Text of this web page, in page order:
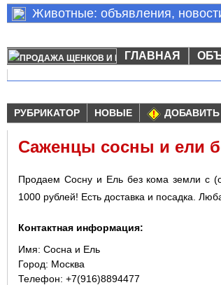
Животные: объявления,
ГЛАВНАЯ
РУБРИКАТОР
НОВЫЕ
Саженцы сосны и ели
Продаем Сосну и Ель без кома земли с
1000 рублей! Есть доставка и посадка.
Контактная информация:
Имя: Сосна и Ель
Город: Москва
Телефон: +7(916)8894477